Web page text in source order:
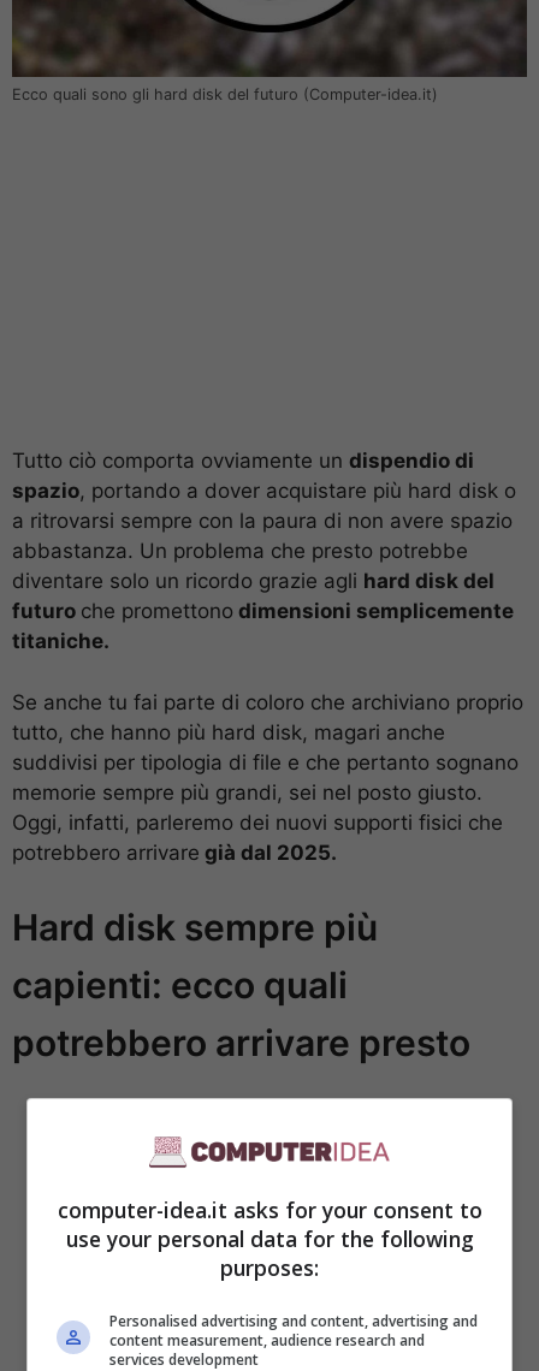
Ecco quali sono gli hard disk del futuro (Computer-idea.it)
Tutto ciò comporta ovviamente un dispendio di
spazio, portando a dover acquistare più hard disk o
a ritrovarsi sempre con la paura di non avere spazio
abbastanza. Un problema che presto potrebbe
diventare solo un ricordo grazie agli hard disk del
futuro che promettono dimensioni semplicemente
titaniche.
Se anche tu fai parte di coloro che archiviano proprio
tutto, che hanno più hard disk, magari anche
suddivisi per tipologia di file e che pertanto sognano
memorie sempre più grandi, sei nel posto giusto.
Oggi, infatti, parleremo dei nuovi supporti fisici che
potrebbero arrivare già dal 2025.
Hard disk sempre più
capienti: ecco quali
potrebbero arrivare presto
computer-idea.it asks for your consent to
use your personal data for the following
purposes:
Personalised advertising and content, advertising and
content measurement, audience research and
services development